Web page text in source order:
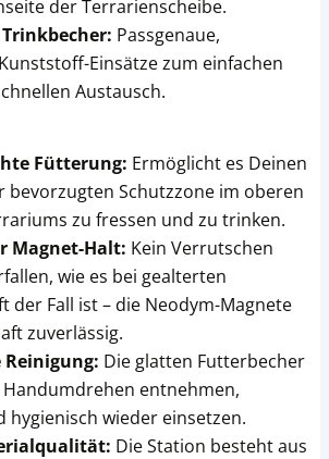
der Terrarienscheibe.
Passgenaue,
Einsätze zum einfachen
Austausch.
Fütterung: Ermöglicht es Deinen
bevorzugten Schutzzone im oberen
zu fressen und zu trinken.
Magnet-Halt: Kein Verrutschen
wie es bei gealterten
der Fall ist – die Neodym-Magnete
zuverlässig.
Die glatten Futterbecher
Handumdrehen entnehmen,
hygienisch wieder einsetzen.
Die Station besteht aus